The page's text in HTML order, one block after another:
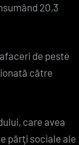
20,3
de peste
către
care avea
părţi sociale ale